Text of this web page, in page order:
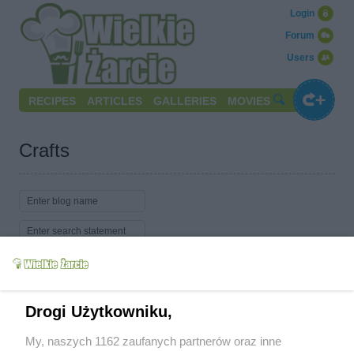
Users
Forum
Login
RECIPES ARTICLES GALLERIES MOVIES
Crafts
Drogi Użytkowniku,
My, naszych 1162 zaufanych partnerów oraz inne